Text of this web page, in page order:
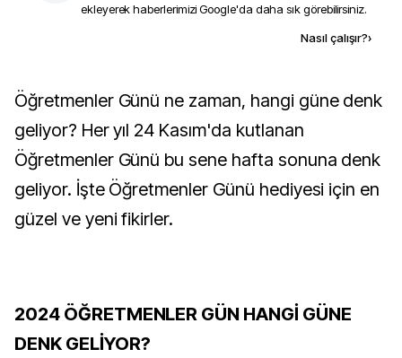
ekleyerek haberlerimizi Google'da daha sık görebilirsiniz.
Nasıl çalışır?›
Öğretmenler Günü ne zaman, hangi güne denk
geliyor? Her yıl 24 Kasım'da kutlanan
Öğretmenler Günü bu sene hafta sonuna denk
geliyor. İşte Öğretmenler Günü hediyesi için en
güzel ve yeni fikirler.
2024 ÖĞRETMENLER GÜN HANGİ GÜNE
DENK GELİYOR?